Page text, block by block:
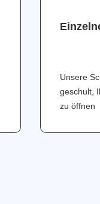
Unsere
geschult,
zu öffnen